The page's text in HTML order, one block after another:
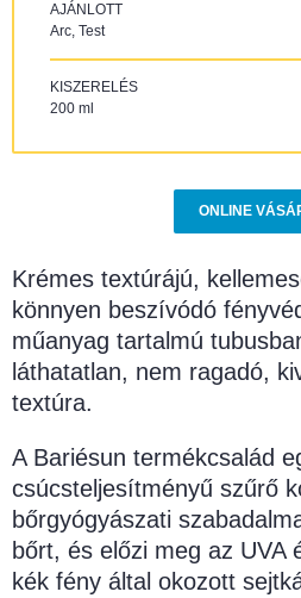
AJÁNLOTT
Arc, Test
KISZERELÉS
200 ml
ONLINE
Krémes textúrájú,
könnyen beszívódó
műanyag tartalmú
láthatatlan, nem ragadó,
textúra.
A Bariésun termékcsalád
csúcsteljesítményű szűrő
bőrgyógyászati
bőrt, és előzi meg az UVA
kék fény által okozott